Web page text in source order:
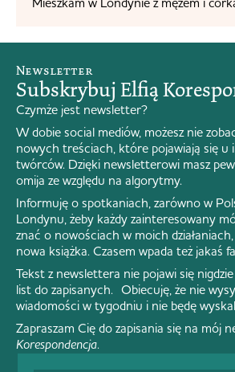
Newsletter
Subskrybuj Elfią
Czymże jest newsletter?
W dobie social mediów, możesz nie
nowych treściach, które pojawiają się u
twórców. Dzięki newsletterowi masz
omija ze względu na algorytmy.
Informuję o spotkaniach, zarówno w
Londynu, żeby każdy zainteresowany
znać o nowościach w moich
nowa książka. Czasem wpada też jakaś
Tekst z newslettera nie pojawi się
list do zapisanych. Obiecuję, że nie
wiadomości w tygodniu i nie będę
Zapraszam Cię do zapisania się na mój
Korespondencja.